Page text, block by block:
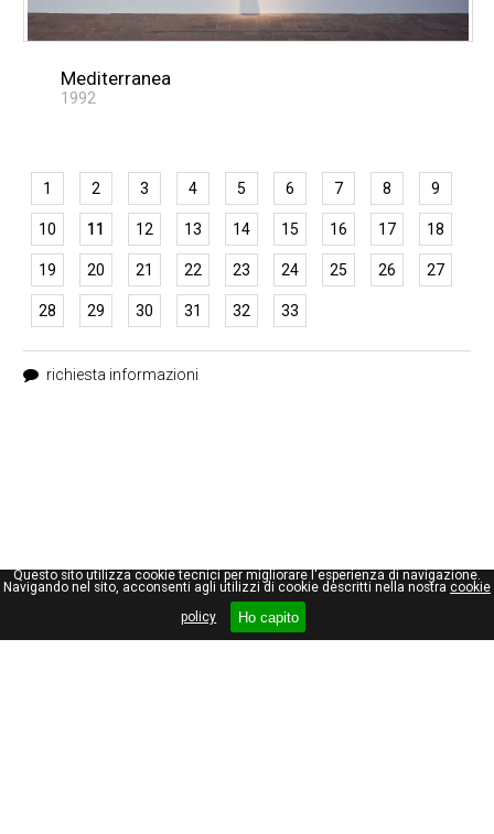
Questo sito utilizza cookie tecnici per migliorare l'esperienza di navigazione.
Navigando nel sito, acconsenti agli utilizzi di cookie descritti nella nostra cookie
policy
Ho capito
Mediterranea
1992
1 2 3 4 5 6 7 8 9
10 11 12 13 14 15 16 17 18
19 20 21 22 23 24 25 26 27
28 29 30 31 32 33
richiesta informazioni